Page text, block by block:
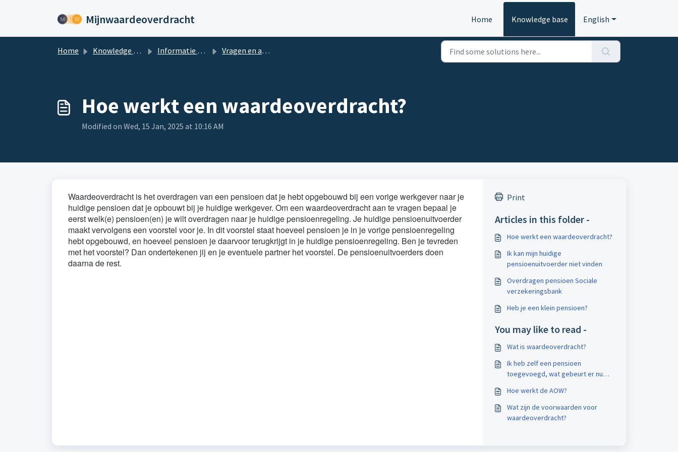
Mijnwaardeoverdracht Home Knowledge base English
Home Knowledge base Informatie over Waardeoverdrachten Vragen en antwoorden over Waardeoverdrachten
Hoe werkt een waardeoverdracht?
Modified on Wed, 15 Jan, 2025 at 10:16 AM
Waardeoverdracht is het overdragen van een pensioen dat je hebt opgebouwd bij een vorige werkgever naar je
huidige pensioen dat je opbouwt bij je huidige werkgever. Om een waardeoverdracht aan te vragen bepaal je
eerst welk(e) pensioen(en) je wilt overdragen naar je huidige pensioenregeling. Je huidige pensioenuitvoerder
maakt vervolgens een voorstel voor je. In dit voorstel staat hoeveel pensioen je in je vorige pensioenregeling
hebt opgebouwd, en hoeveel pensioen je daarvoor terugkrijgt in je huidige pensioenregeling. Ben je tevreden
met het voorstel? Dan ondertekenen jij en je eventuele partner het voorstel. De pensioenuitvoerders doen
daarna de rest.
Print
Articles in this folder -
Hoe werkt een waardeoverdracht?
Ik kan mijn huidige
pensioenuitvoerder niet vinden
Overdragen pensioen Sociale
verzekeringsbank
Heb je een klein pensioen?
You may like to read -
Wat is waardeoverdracht?
Ik heb zelf een pensioen
toegevoegd, wat gebeurt er nu
Hoe werkt de AOW?
Wat zijn de voorwaarden voor
waardeoverdracht?